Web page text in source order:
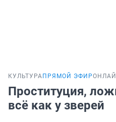
КУЛЬТУРА ПРЯМОЙ ЭФИР
Проституция,
всё как у зверей